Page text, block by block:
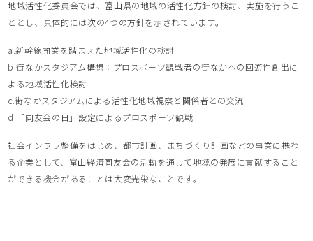
地域活性化委員会では、富山県の地域の活性化方針の検討、実施を行うこ
ととし、具体的には次の4つの方針を示されています。
a.新幹線開業を踏まえた地域活性化の検討
b.街なかスタジアム構想：プロスポーツ観戦者の街なかへの回遊性創出に
よる地域活性化検討
c.街なかスタジアムによる活性化地域視察と関係者との交流
d.「同友会の日」設定によるプロスポーツ観戦
社会インフラ整備をはじめ、都市計画、まちづくり計画などの事業に携わ
る企業として、富山経済同友会の活動を通して地域の発展に貢献すること
ができる機会があることは大変光栄なことです。